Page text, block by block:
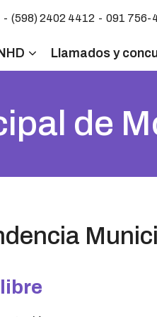
Llamados y
- (598) 2402 4412 - 091 756-
de